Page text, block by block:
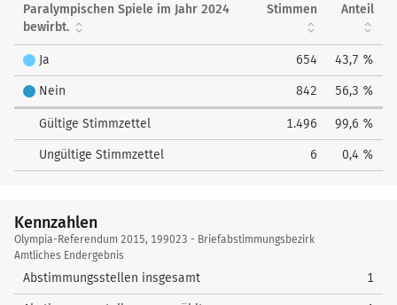
Paralympischen Spiele im Jahr 2024
bewirbt.
Stimmen Anteil
Ja 654 43,7 %
Nein 842 56,3 %
Gültige Stimmzettel 1.496 99,6 %
Ungültige Stimmzettel 6 0,4 %
Kennzahlen
Kennzahlen
Olympia-Referendum 2015, 199023 - Briefabstimmungsbezirk
Amtliches Endergebnis
Abstimmungsstellen insgesamt 1